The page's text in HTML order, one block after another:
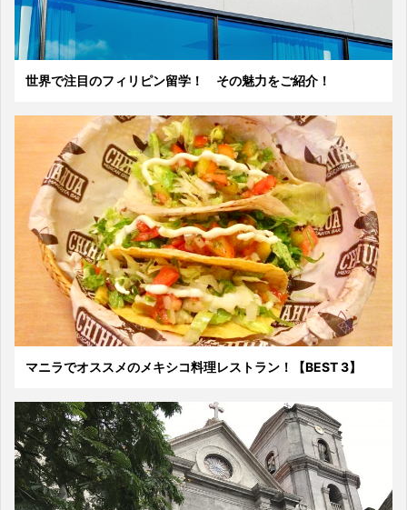
世界で注目のフィリピン留学！ その魅力をご紹介！
マニラでオススメのメキシコ料理レストラン！【BEST 3】